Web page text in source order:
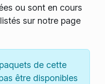
ou sont en cours
sur notre page
de cette
être disponibles